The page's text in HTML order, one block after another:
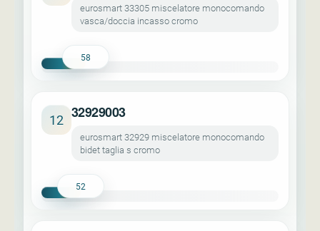
eurosmart 33305 miscelatore monocomando
vasca/doccia incasso cromo
58
12 32929003
eurosmart 32929 miscelatore monocomando
bidet taglia s cromo
52